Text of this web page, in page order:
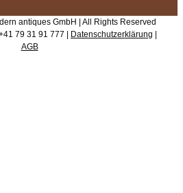
antiques GmbH | All Rights Reserved
79 31 91 777 | Datenschutzerklärung |
AGB